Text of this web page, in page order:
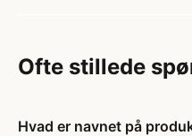
Ofte stillede
Hvad er navnet på